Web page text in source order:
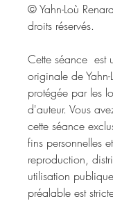
© Yahn-Loù
droits réservés.
Cette séance est
originale de Yahn-
protégée par les
d'auteur. Vous
cette séance
fins personnelles
reproduction,
utilisation
préalable est